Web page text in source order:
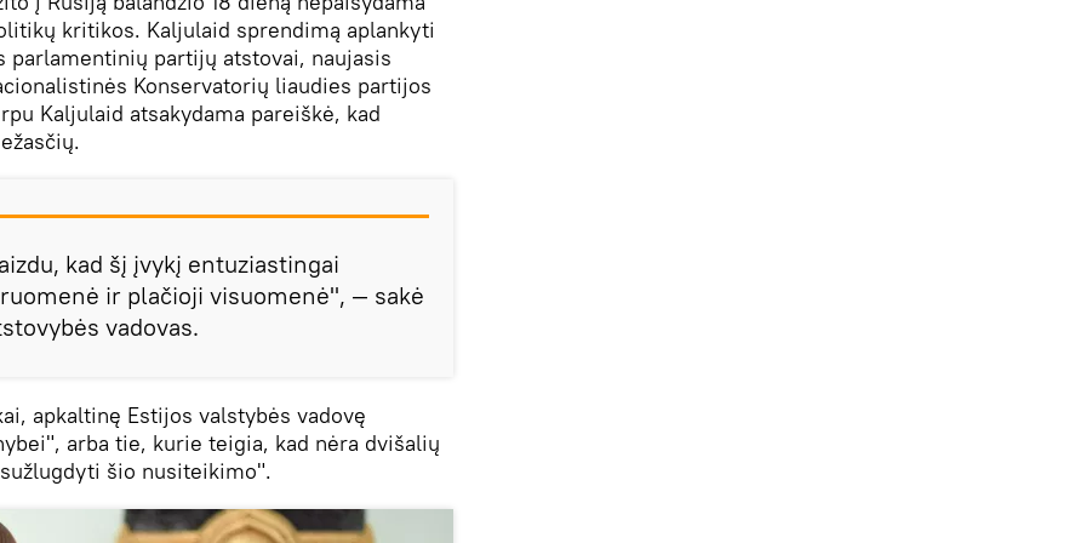
kritikos. Kaljulaid sprendimą aplankyti
parlamentinių partijų atstovai, naujasis
Konservatorių liaudies partijos
Kaljulaid atsakydama pareiškė, kad
kad šį įvykį entuziastingai
ir plačioji visuomenė", — sakė
vadovas.
apkaltinę Estijos valstybės vadovę
arba tie, kurie teigia, kad nėra dvišalių
šio nusiteikimo".